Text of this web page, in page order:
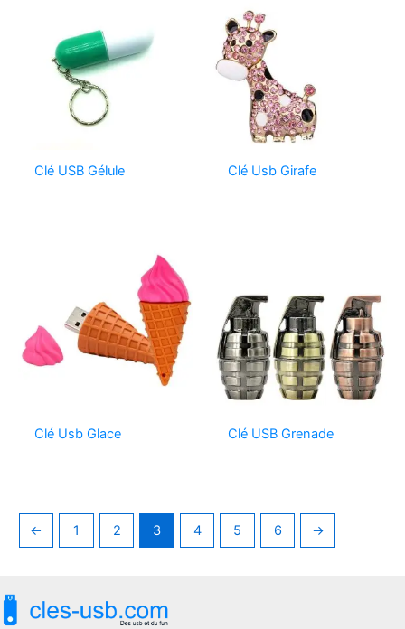
Clé USB Gélule Clé Usb Girafe
Clé Usb Glace Clé USB Grenade
← 1 2 3 4 5 6 →